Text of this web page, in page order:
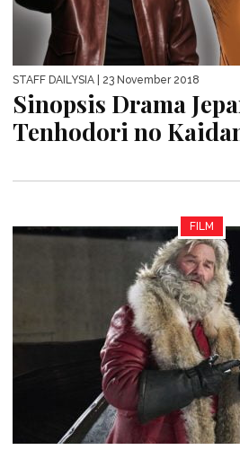
STAFF DAILYSIA | 23 November 2018
Sinopsis Drama
Tenhodori no
FILM